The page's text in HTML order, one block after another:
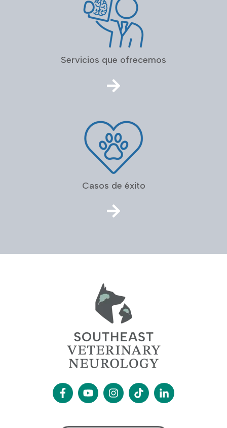
Servicios que ofrecemos
Casos de éxito